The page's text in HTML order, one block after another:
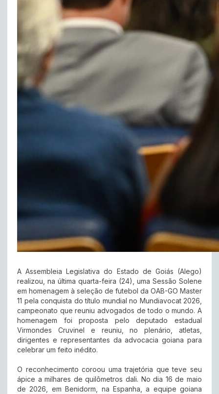
A Assembleia Legislativa do Estado de Goiás (Alego)
realizou, na última quarta-feira (24), uma Sessão Solene
em homenagem à seleção de futebol da OAB-GO Master
11 pela conquista do título mundial no Mundiavocat 2026,
campeonato que reuniu advogados de todo o mundo. A
homenagem foi proposta pelo deputado estadual
Virmondes Cruvinel e reuniu, no plenário, atletas,
dirigentes e representantes da advocacia goiana para
celebrar um feito inédito.
O reconhecimento coroou uma trajetória que teve seu
ápice a milhares de quilômetros dali. No dia 16 de maio
de 2026, em Benidorm, na Espanha, a equipe goiana